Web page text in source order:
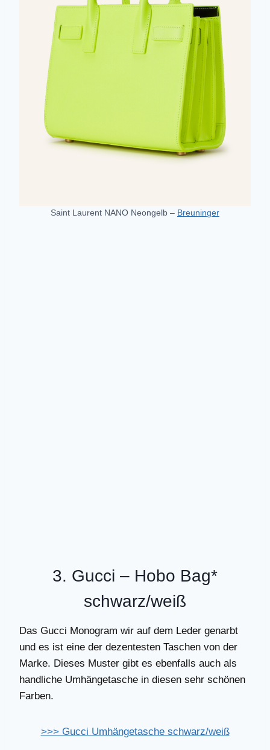
Saint Laurent NANO Neongelb – Breuninger
3. Gucci – Hobo Bag*
schwarz/weiß
Das Gucci Monogram wir auf dem Leder genarbt
und es ist eine der dezentesten Taschen von der
Marke. Dieses Muster gibt es ebenfalls auch als
handliche Umhängetasche in diesen sehr schönen
Farben.
>>> Gucci Umhängetasche schwarz/weiß